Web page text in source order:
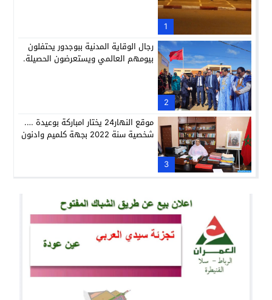
1
2
رجال الوقاية المدنية ببوجدور يحتفلون
بيومهم العالمي ويستعرضون الحصيلة.
3
موقع النهار24 يختار امباركة بوعيدة ….
شخصية سنة 2022 بجهة كلميم وادنون